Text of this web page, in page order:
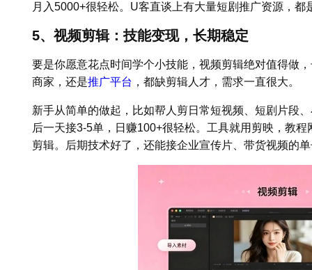
月入5000+很轻松。U客直谈上有大量短剧推广资源，
5、视频剪辑：技能变现，长期稳定
要是你愿意花点时间学个小技能，视频剪辑绝对值得做
商家，还是推广平台 ，都缺剪辑人才，需求一直很大。
新手从简单的做起，比如帮人剪日常短视频、短剧片段
后一天接3-5单，日赚100+很轻松。工具就用剪映，教
剪辑。后期技术好了，还能接企业宣传片、带货视频的